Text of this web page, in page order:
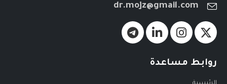
dr.mojz@gmail.com
روابط مساعدة